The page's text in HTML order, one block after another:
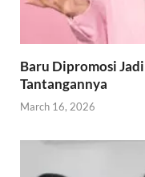
Baru Dipromosi
Tantangannya
March 16, 2026